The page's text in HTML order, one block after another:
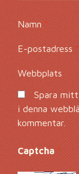
Namn *
E-postadress*
Webbplats
Spara
i denna
kommentar.
Captcha*